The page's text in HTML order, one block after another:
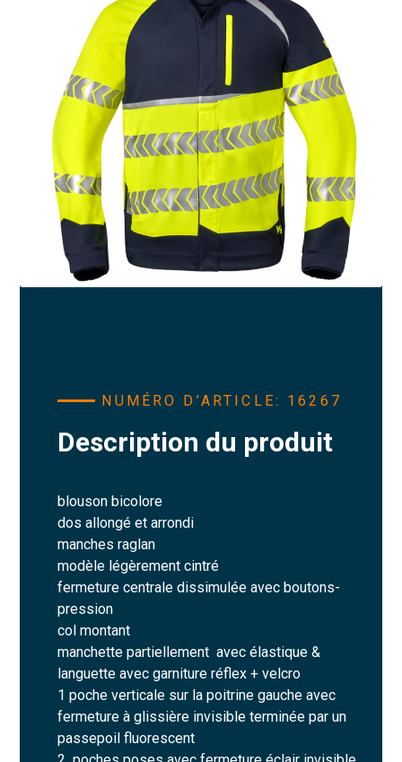
NUMÉRO D’ARTICLE: 16267
Description du produit
blouson bicolore
dos allongé et arrondi
manches raglan
modèle légèrement cintré
fermeture centrale dissimulée avec boutons-
pression
col montant
manchette partiellement avec élastique &
languette avec garniture réflex + velcro
1 poche verticale sur la poitrine gauche avec
fermeture à glissière invisible terminée par un
passepoil fluorescent